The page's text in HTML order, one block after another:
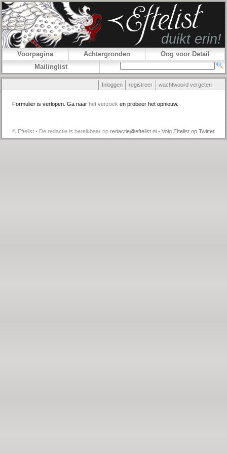
Voorpagina Achtergronden
Oog voor Detail
Mailinglist
Inloggen registreer wachtwoord vergeten
Formulier is verlopen. Ga naar het verzoek en probeer het opnieuw.
© Eftelist • De redactie is bereikbaar op redactie@eftelist.nl • Volg Eftelist op Twitter